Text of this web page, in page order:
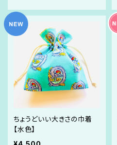
ちょうどいい大きさの巾着
【水色】